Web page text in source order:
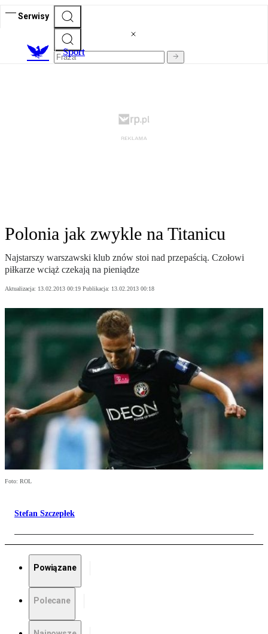
Serwisy
Sport
Polonia jak zwykle na Titanicu
Najstarszy warszawski klub znów stoi nad przepaścią. Czołowi
piłkarze wciąż czekają na pieniądze
Aktualizacja: 13.02.2013 00:19 Publikacja: 13.02.2013 00:18
Foto: ROL
Stefan Szczepłek
Powiązane
Polecane